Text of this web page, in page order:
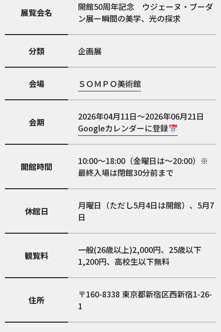
展覧会名
開館50周年記念 ウジェーヌ・ブーダ
ン展ー瞬間の美学、光の探求
分類 企画展
会場 ＳＯＭＰＯ美術館
会期
2026年04月11日～2026年06月21日
Googleカレンダーに登録
開館時間
10:00～18:00（金曜日は～20:00）※
最終入場は閉館30分前まで
休館日
月曜日（ただし5月4日は開館）、5月7
日
観覧料
一般(26歳以上)2,000円、25歳以下
1,200円、高校生以下無料
住所 160-8338 東京都新宿区西新宿1-26-
1